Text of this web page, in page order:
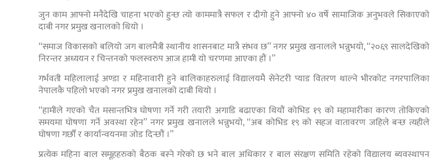
जुन काम आफ्नो मनैदेखि चाहना भएको हुन्छ त्यो काममात्रै सफल र दीगो हुने आफ्नो ४० वर्षे सामाजिक अनुभवले सिकाएको
दाबी नगर प्रमुख खनालको थियो ।
“समाज विकासको बलियो जग बालमैत्री स्थानीय शासनबाट मात्रै संभव छ” नगर प्रमुख खनालले भन्नुभयो, “२०६९ सालदेखिको
निरन्तर अध्ययन र चिन्तनको फलस्वरुप आज हामी यो चरणमा आएका हौं ।”
गर्भवती महिलालाई अण्डा र महिनावारी हुने बालिकाहरुलाई विद्यालयमै सेनेटरी प्याड वितरण थाल्ने भीरकोट नगरपालिका
नेपालकै पहिलो भएको नगर प्रमुख खनालको दाबी थियो ।
“हामीले गएको चैत मसान्तभित्र घोषणा गर्ने गरी तयारी अगाडि बढाएका थियौं कोभिड १९ को महामारीका कारण तोकिएको
समयमा घोषणा गर्ने अवस्था रहेन” नगर प्रमुख खनालले भन्नुभयो, “अब कोभिड १९ को सहज वातावरण जहिले बन्छ त्यहीले
घोषणा गर्छौं र कार्यान्वयनमा जोड दिन्छौं ।”
प्रत्येक महिना बाल समूहहरुको बैठक बस्ने गरेको छ भने बाल अधिकार र बाल संरक्षण समिति रहेको विद्यालय ब्यवस्थापन